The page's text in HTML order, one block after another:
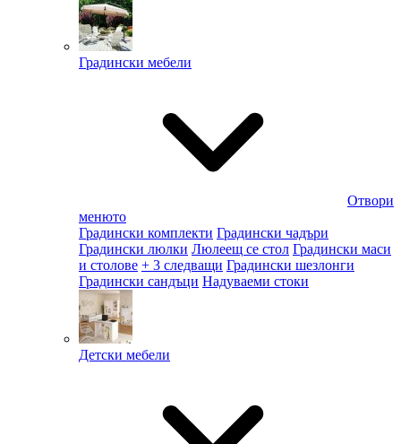
Градински мебели
Отвори
менюто
Градински комплекти Градински чадъри
Градински люлки Люлеещ се стол Градински маси
и столове + 3 следващи Градински шезлонги
Градински сандъци Надуваеми стоки
Детски мебели